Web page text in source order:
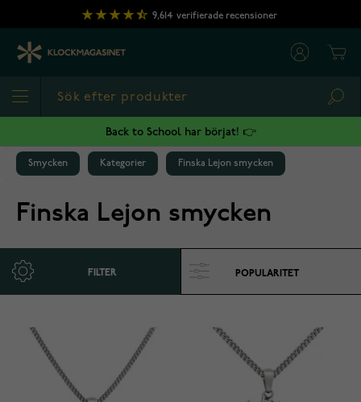
Hoppa till innehållet
9,614 verifierade recensioner
Back to School har börjat! 👉
Smycken Kategorier Finska Lejon smycken
Finska Lejon smycken
FILTER